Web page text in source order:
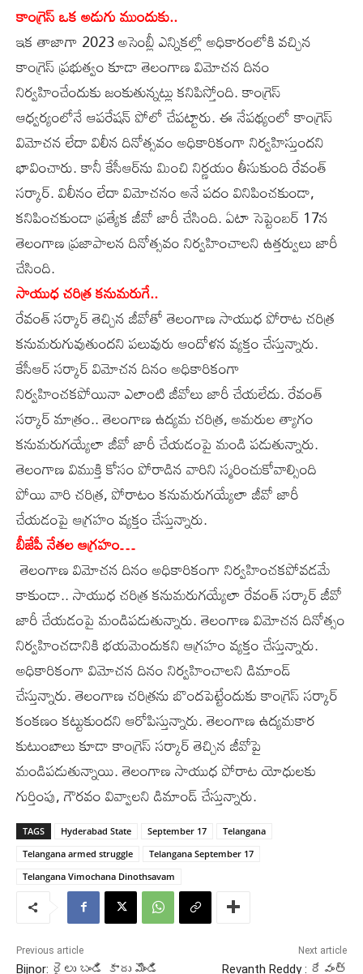
కాంగ్రెస్‌ ఒక అడుగు ముందుకు..
ఇక తాజాగా 2023 అసెంబ్లీ ఎన్నికల్లో అధికారంలోకి వచ్చిన
కాంగ్రెస్‌ ప్రభుత్వం కూడా తెలంగాణ విమోచన దినం
నిర్వహించేందుకు జంకుతున్నట్లు కనిపిస్తోంది. కాంగ్రెస్‌
ఆధ్వర్యంలోనే ఆపరేషన్‌ పోలో చేపట్టారు. ఈ నేపథ్యంలో కాంగ్రెస్‌
విమోచన లేదా విలీన దినోత్సవం అధికారికంగా నిర్వహిస్తుందని
భావించారు. కానీ కేసీఆర్‌ను మించి నిర్ణయం తీసుకుంది రేవంత్‌
సర్కార్‌. విలీనం లేదా విమోచనం అనే పదం వినిపించకుండా,
కనిపించకుండా ప్రత్యేక జీవో జారీ చేసింది. ఏటా సెప్టెంబర్‌ 17న
తెలంగాణ ప్రజాపాలన దినోత్సవం నిర్వహించాలని ఉత్తర్వులు జారీ
చేసింది.
సాయుధ చరిత్ర కనుమరుగే..
రేవంత్‌ సర్కార్‌ తెచ్చిన జీవోతో తెలంగాణ సాయుధ పోరాట చరిత్ర
కనుమరుగువుతుందని పలువురు ఆందోళన వ్యక్తం చేస్తున్నారు.
కేసీఆర్‌ సర్కార్‌ విమోచన దినం అధికారికంగా
నిర్వహించకపోయినా ఎలాంటి జీవోలు జారీ చేయలేదు. రేవంత్‌
సర్కార్‌ మాత్రం.. తెలంగాణ ఉద్యమ చరిత్ర, అమరుల త్యాగం
కనుమరుగయ్యేలా జీవో జారీ చేయడంపై మండి పడుతున్నారు.
తెలంగాణ విముక్తి కోసం పోరాడిన వారిని స్మరించుకోవాల్సింది
పోయి వారి చరిత్ర, పోరాటం కనుమరుగయ్యేలా జీవో జారీ
చేయడంపై ఆగ్రహం వ్యక్తం చేస్తున్నారు.
బీజేపీ నేతల ఆగ్రహం…
తెలంగాణ విమోచన దినం అధికారికంగా నిర్వహించకపోవడమే
కాకుండా.. సాయుధ చరిత్ర కనుమరుగయ్యేలా రేవంత్‌ సర్కార్‌ జీవో
జారీ చేయడంపై మండిపడుతున్నారు. తెలంగాణ విమోచన దినోత్సం
నిర్వహించడానికి భయమెందుకని ఆగ్రహం వ్యక్తం చేస్తున్నారు.
అధికారికంగా విమోచన దినం నిర్వహించాలని డిమాండ్‌
చేస్తున్నారు. తెలంగాణ చరిత్రను బొందపెట్టేందుకు కాంగ్రెస్‌ సర్కార్‌
కంకణం కట్టుకుందని ఆరోపిస్తున్నారు. తెలంగాణ ఉద్యమకార
కుటుంబాలు కూడా కాంగ్రెస్‌ సర్కార్‌ తెచ్చిన జీవోపై
మండిపడుతున్నాయి. తెలంగాణ సాయుధ పోరాట యోధులకు
గుర్తింపు, గౌరవం వివ్వాలని డిమాండ్‌ చేస్తున్నారు.
TAGS Hyderabad State September 17
Telangana
Telangana armed struggle
Telangana September 17
Telangana Vimochana Dinothsavam
Previous article
Bijnor: రైలు బండి కాదు మొండి
Next article
Revanth Reddy : రేవంత్